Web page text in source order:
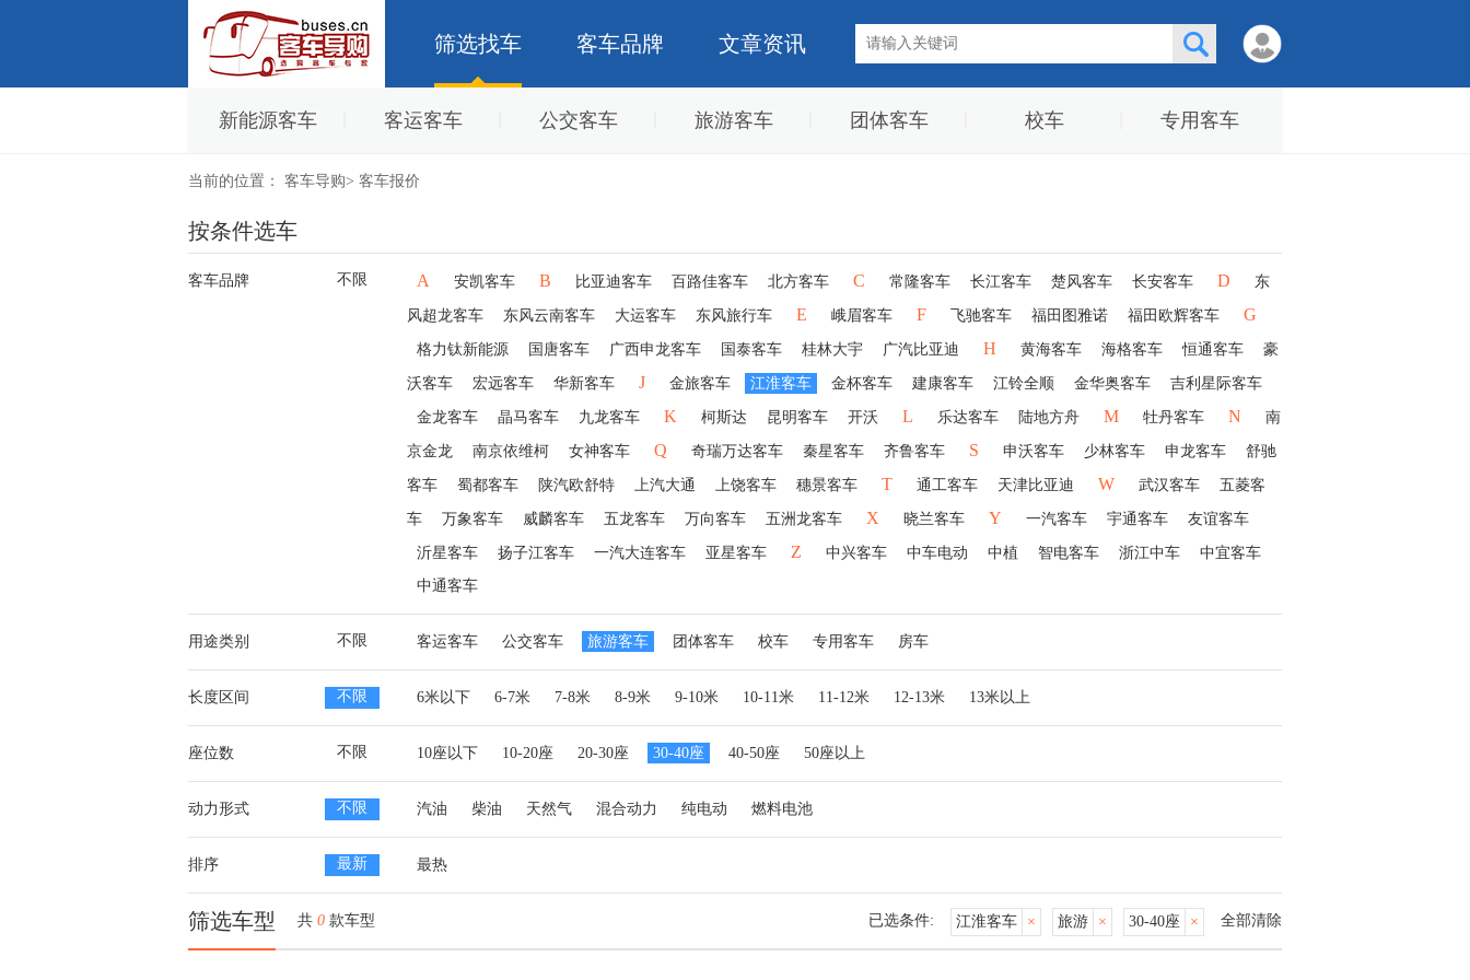
筛选找车 客车品牌 文章资讯
新能源客车 客运客车 公交客车 旅游客车 团体客车 校车 专用客车
当前的位置： 客车导购> 客车报价
按条件选车
客车品牌 不限 A 安凯客车 B 比亚迪客车 百路佳客车 北方客车 C 常隆客车 长江客车 楚风客车 长安客车 D 东
风超龙客车 东风云南客车 大运客车 东风旅行车 E 峨眉客车 F 飞驰客车 福田图雅诺 福田欧辉客车 G
格力钛新能源 国唐客车 广西申龙客车 国泰客车 桂林大宇 广汽比亚迪 H 黄海客车 海格客车 恒通客车 豪
沃客车 宏远客车 华新客车 J 金旅客车 江淮客车 金杯客车 建康客车 江铃全顺 金华奥客车 吉利星际客车
金龙客车 晶马客车 九龙客车 K 柯斯达 昆明客车 开沃 L 乐达客车 陆地方舟 M 牡丹客车 N 南
京金龙 南京依维柯 女神客车 Q 奇瑞万达客车 秦星客车 齐鲁客车 S 申沃客车 少林客车 申龙客车 舒驰
客车 蜀都客车 陕汽欧舒特 上汽大通 上饶客车 穗景客车 T 通工客车 天津比亚迪 W 武汉客车 五菱客
车 万象客车 威麟客车 五龙客车 万向客车 五洲龙客车 X 晓兰客车 Y 一汽客车 宇通客车 友谊客车
沂星客车 扬子江客车 一汽大连客车 亚星客车 Z 中兴客车 中车电动 中植 智电客车 浙江中车
中宜客车
中通客车
用途类别 不限 客运客车 公交客车 旅游客车 团体客车 校车 专用客车 房车
长度区间 不限 6米以下 6-7米 7-8米 8-9米 9-10米 10-11米 11-12米 12-13米 13米以上
座位数 不限 10座以下 10-20座 20-30座 30-40座 40-50座 50座以上
动力形式 不限 汽油 柴油 天然气 混合动力 纯电动 燃料电池
排序 最新 最热
筛选车型 共 0 款车型 全部清除
30-40座 ×
旅游 ×
江淮客车 ×
已选条件: